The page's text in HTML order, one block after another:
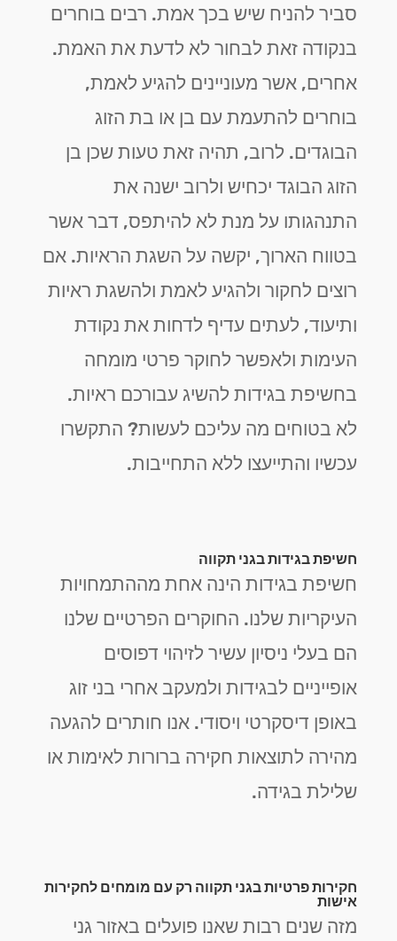
סביר להניח שיש בכך אמת. רבים בוחרים
בנקודה זאת לבחור לא לדעת את האמת.
אחרים, אשר מעוניינים להגיע לאמת,
בוחרים להתעמת עם בן או בת הזוג
הבוגדים. לרוב, תהיה זאת טעות שכן בן
הזוג הבוגד יכחיש ולרוב ישנה את
התנהגותו על מנת לא להיתפס, דבר אשר
בטווח הארוך, יקשה על השגת הראיות. אם
רוצים לחקור ולהגיע לאמת ולהשגת ראיות
ותיעוד, לעתים עדיף לדחות את נקודת
העימות ולאפשר לחוקר פרטי מומחה
בחשיפת בגידות להשיג עבורכם ראיות.
לא בטוחים מה עליכם לעשות? התקשרו
עכשיו והתייעצו ללא התחייבות.
חשיפת בגידות בגני תקווה
חשיפת בגידות הינה אחת מההתמחויות
העיקריות שלנו. החוקרים הפרטיים שלנו
הם בעלי ניסיון עשיר לזיהוי דפוסים
אופייניים לבגידות ולמעקב אחרי בני זוג
באופן דיסקרטי ויסודי. אנו חותרים להגעה
מהירה לתוצאות חקירה ברורות לאימות או
שלילת בגידה.
חקירות פרטיות בגני תקווה רק עם מומחים לחקירות
אישות
מזה שנים רבות שאנו פועלים באזור גני